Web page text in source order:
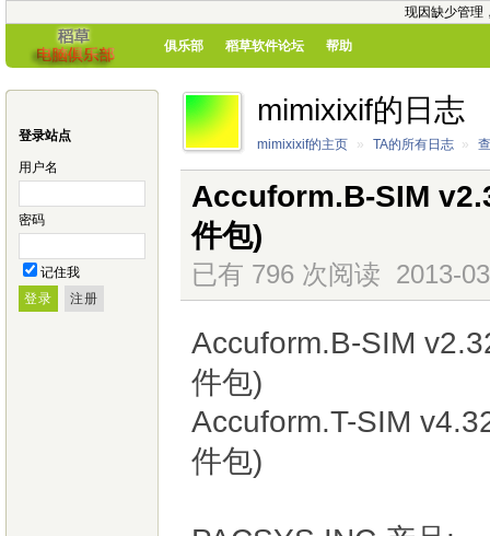
现因缺少管理
俱乐部 稻草软件论坛 帮助
登录站点
用户名
密码
记住我
mimixixif的日志
mimixixif的主页 » TA的所有日志 »
Accuform.B-SIM
件包)
已有 796 次阅读 2013-
Accuform.B-SIM
件包)
Accuform.T-SIM
件包)